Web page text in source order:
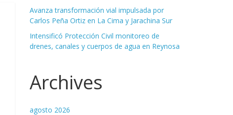
Avanza transformación vial impulsada por
Carlos Peña Ortiz en La Cima y Jarachina Sur
Intensificó Protección Civil monitoreo de
drenes, canales y cuerpos de agua en Reynosa
Archives
agosto 2026